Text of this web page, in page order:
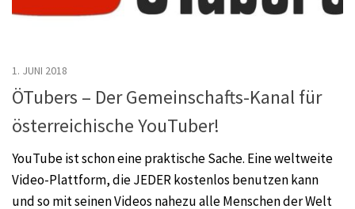
1. JUNI 2018
ÖTubers – Der Gemeinschafts-Kanal für
österreichische YouTuber!
YouTube ist schon eine praktische Sache. Eine weltweite
Video-Plattform, die JEDER kostenlos benutzen kann
und so mit seinen Videos nahezu alle Menschen der Welt